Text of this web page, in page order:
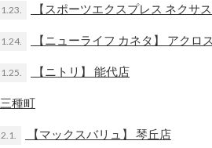
1.23. 【スポーツエクスプレス ネクサ
1.24. 【ニューライフ カネタ】 アクロ
1.25. 【ニトリ】 能代店
三種町
2.1. 【マックスバリュ】 琴丘店